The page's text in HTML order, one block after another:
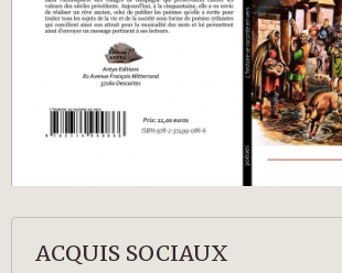
ACQUIS SOCIAUX